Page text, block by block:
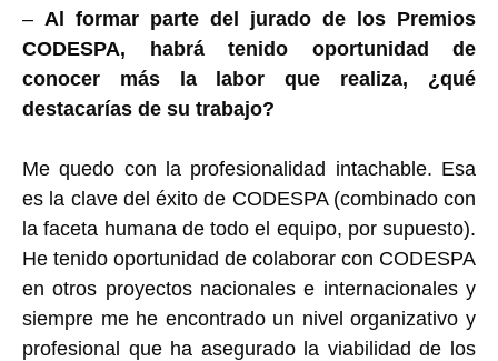
– Al formar parte del jurado de los Premios
CODESPA, habrá tenido oportunidad de
conocer más la labor que realiza, ¿qué
destacarías de su trabajo?
Me quedo con la profesionalidad intachable. Esa
es la clave del éxito de CODESPA (combinado con
la faceta humana de todo el equipo, por supuesto).
He tenido oportunidad de colaborar con CODESPA
en otros proyectos nacionales e internacionales y
siempre me he encontrado un nivel organizativo y
profesional que ha asegurado la viabilidad de los